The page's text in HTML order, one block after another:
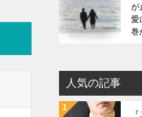
が
愛
巻
人気の記事